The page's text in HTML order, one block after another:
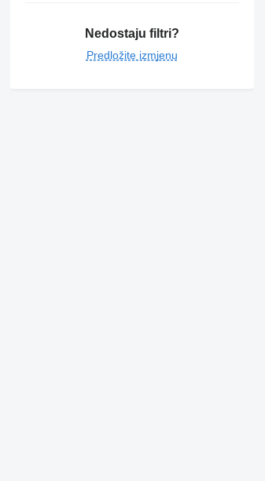
Nedostaju filtri?
Predložite izmjenu